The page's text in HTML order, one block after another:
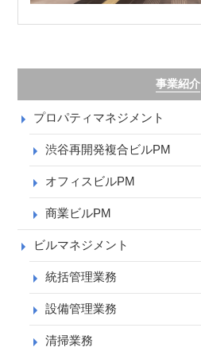
事業紹介
プロパティマネジメント
渋谷再開発複合ビルPM
オフィスビルPM
商業ビルPM
ビルマネジメント
統括管理業務
設備管理業務
清掃業務